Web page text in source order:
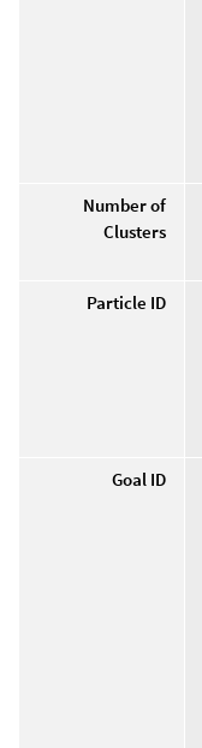
Number of
Clusters
Particle ID
Goal ID